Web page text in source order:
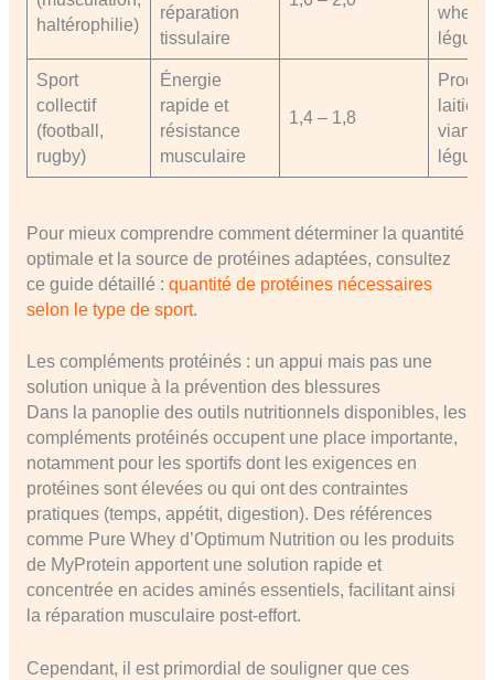
haltérophilie)
réparation
tissulaire
whey,
Sport
collectif
(football,
rugby)
Énergie
rapide et
résistance
musculaire
1,4 – 1,8
laitiers,
Pour mieux comprendre comment déterminer la quantité
optimale et la source de protéines adaptées, consultez
ce guide détaillé : quantité de protéines nécessaires
selon le type de sport.
Les compléments protéinés : un appui mais pas une
solution unique à la prévention des blessures
Dans la panoplie des outils nutritionnels disponibles, les
compléments protéinés occupent une place importante,
notamment pour les sportifs dont les exigences en
protéines sont élevées ou qui ont des contraintes
pratiques (temps, appétit, digestion). Des références
comme Pure Whey d’Optimum Nutrition ou les produits
de MyProtein apportent une solution rapide et
concentrée en acides aminés essentiels, facilitant ainsi
la réparation musculaire post-effort.
Cependant, il est primordial de souligner que ces